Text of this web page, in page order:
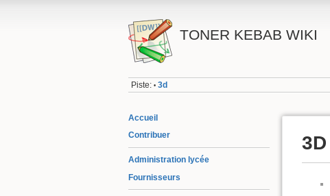
TONER KEBAB WIKI
Piste: • 3d
Accueil
Contribuer
Administration lycée
Fournisseurs
3D